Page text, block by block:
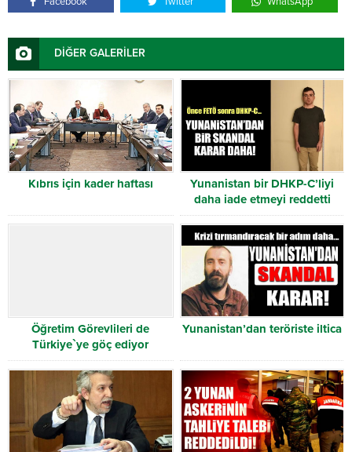
DİĞER GALERİLER
Kıbrıs için kader haftası
Yunanistan bir DHKP-C’liyi
daha iade etmeyi reddetti
Öğretim Görevlileri de
Türkiye`ye göç ediyor
Yunanistan’dan teröriste iltica